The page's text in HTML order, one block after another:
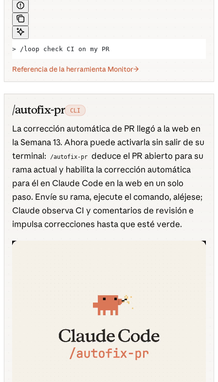
> /loop check CI on my PR
Referencia de la herramienta Monitor
/autofix-pr CLI
La corrección automática de PR llegó a la web en
la Semana 13. Ahora puede activarla sin salir de su
terminal:
/autofix-pr deduce el PR abierto para su
rama actual y habilita la corrección automática
para él en Claude Code en la web en un solo
paso. Envíe su rama, ejecute el comando, aléjese;
Claude observa CI y comentarios de revisión e
impulsa correcciones hasta que esté verde.